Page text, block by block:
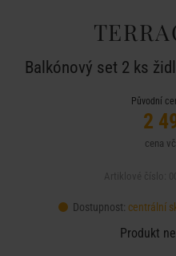
Balkónový set 2 ks
Původní
2
cena
Dostupnost: centrální
Produkt